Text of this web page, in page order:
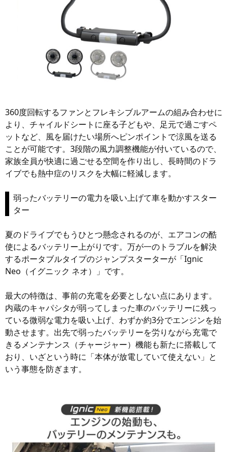
360度回転するファンとフレキシブルアームの組み合わせに
より、チャイルドシートに座る子どもや、足元で過ごすペ
ットなど、風を届けたい場所へピンポイントで涼風を送る
ことが可能です。3段階の風力調整機能が付いているので、
家族全員が快適に過ごせる空間を作り出し、長時間のドラ
イブでも熱中症のリスクを大幅に軽減します。
弱ったバッテリーの電力を吸い上げて車を動かすスター
ター
夏のドライブでもうひとつ懸念されるのが、エアコンの酷
使によるバッテリー上がりです。万が一のトラブルを解決
するポータブルタイプのジャンプスターターが「Ignic
Neo（イグニック ネオ）」です。
最大の特徴は、事前の充電を必要としない点にあります。
内蔵のキャパシタが弱ってしまった車のバッテリーに残っ
ている微弱な電力を吸い上げ、わずか約3分でエンジンを始
動させます。出先で弱ったバッテリーを労りながら充電で
きるメンテナンス（チャージャー）機能も新たに搭載して
おり、いざという時に「本体が放電していて使えない」と
いう事態を防ぎます。